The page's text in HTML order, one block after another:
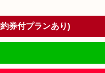
券付プランあり)